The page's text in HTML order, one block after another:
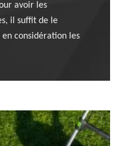
avoir les
il suffit de le
considération les